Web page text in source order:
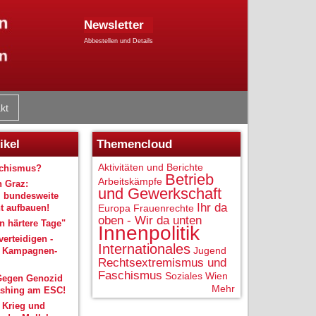
Newsletter
Abbestellen und Details
Graz:
bundesweite
aufbauen!
härtere Tage"
-
Genozid
am ESC!
Krieg und
Themencloud
Aktivitäten und Berichte
Arbeitskämpfe Betrieb
und Gewerkschaft
Europa Frauenrechte Ihr da
oben - Wir da unten
Innenpolitik
Internationales Jugend
Rechtsextremismus und
Faschismus Soziales Wien
Mehr